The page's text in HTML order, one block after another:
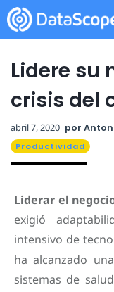
Lidere su
crisis del
abril 7, 2020 por
Productividad
Liderar el
exigió
intensivo de
ha alcanzado
sistemas de